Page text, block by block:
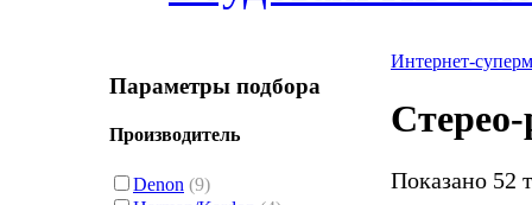
Параметры подбора
Производитель
Denon (9)
Интернет-
Показано 52